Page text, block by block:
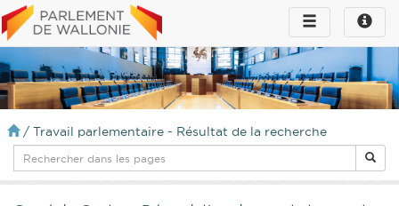
Toggle
infos
Toggle
navigation
/ Travail parlementaire - Résultat de la recherche